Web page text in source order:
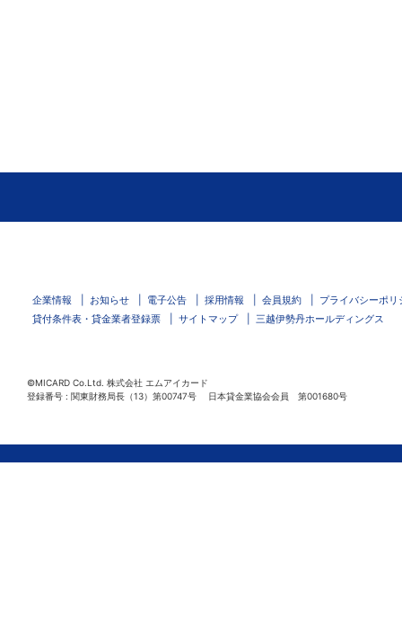
企業情報 お知らせ 電子公告 採用情報 会員規約
プライバシーポリ
貸付条件表・貸金業者登録票
サイトマップ 三越伊勢丹ホールディングス
©MICARD Co.Ltd. 株式会社 エムアイカード
登録番号 : 関東財務局長（13）第00747号 日本貸金業協会会員 第001680号